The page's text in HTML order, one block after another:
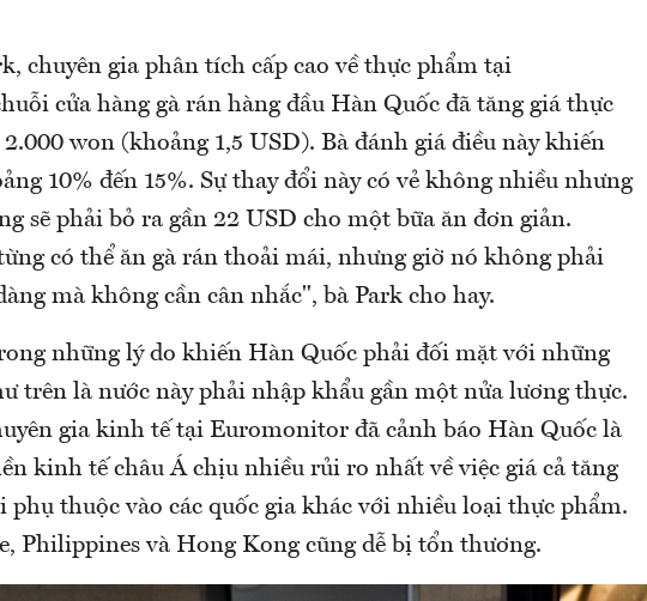
chuyên gia phân tích cấp cao về thực phẩm tại
cửa hàng gà rán hàng đầu Hàn Quốc đã tăng giá thực
won (khoảng 1,5 USD). Bà đánh giá điều này khiến
10% đến 15%. Sự thay đổi này có vẻ không nhiều nhưng
sẽ phải bỏ ra gần 22 USD cho một bữa ăn đơn giản.
có thể ăn gà rán thoải mái, nhưng giờ nó không phải
mà không cần cân nhắc", bà Park cho hay.
những lý do khiến Hàn Quốc phải đối mặt với những
trên là nước này phải nhập khẩu gần một nửa lương thực.
gia kinh tế tại Euromonitor đã cảnh báo Hàn Quốc là
kinh tế châu Á chịu nhiều rủi ro nhất về việc giá cả tăng
thuộc vào các quốc gia khác với nhiều loại thực phẩm.
Philippines và Hong Kong cũng dễ bị tổn thương.